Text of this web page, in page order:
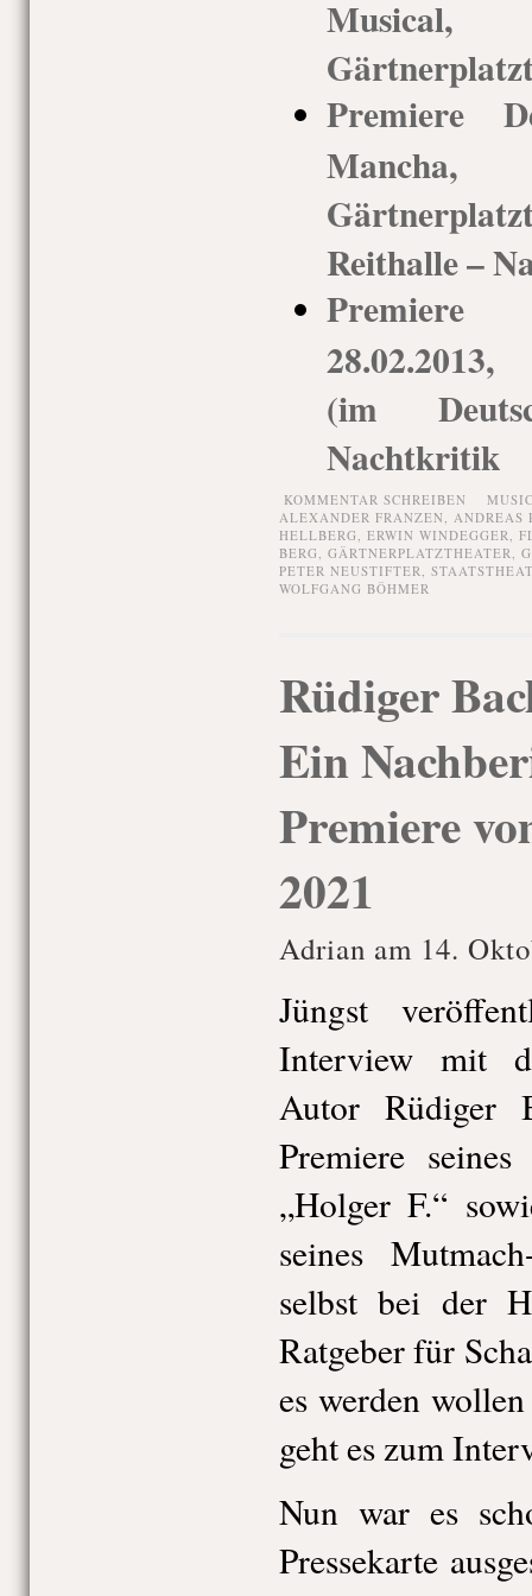
Premiere
Reithalle –
(im
Nachtkritik
KOMMENTAR SCHREIBEN
ALEXANDER FRANZEN, ANDREAS
HELLBERG, ERWIN WINDEGGER,
BERG, GÄRTNERPLATZTHEATER,
PETER NEUSTIFTER,
WOLFGANG BÖHMER
Rüdiger
Ein
Premiere
2021
Adrian am 14.
Jüngst
Interview mit
Autor Rüdiger
Premiere seines
„Holger F.“
seines
selbst bei der
Ratgeber für
es werden
geht es zum
Nun war es
Pressekarte